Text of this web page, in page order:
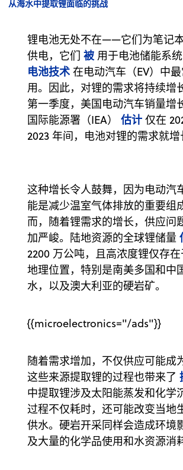
从海水中提取锂面临的挑战
锂电池无处不在——它们为笔记
供电，它们 被 用于电池储能系
电池技术 在电动汽车（EV）中
用。因此，对锂的需求将持续增
第一季度，美国电动汽车销量增
国际能源署（IEA） 估计 仅在
2023 年间，电池对锂的需求就增
这种增长令人鼓舞，因为电动汽
能是减少温室气体排放的重要组
而，随着锂需求的增长，供应问
加严峻。陆地资源的全球锂储量
2200 万公吨，且高浓度锂仅存
地理位置，特别是南美多国和中
水，以及澳大利亚的硬岩矿。
{{microelectronics="/ads"}}
随着需求增加，不仅供应可能成
这些来源提取锂的过程也带来了
中提取锂涉及太阳能蒸发和化学
过程不仅耗时，还可能改变当地
供水。硬岩开采同样会造成环境
及大量的化学品使用和水资源消